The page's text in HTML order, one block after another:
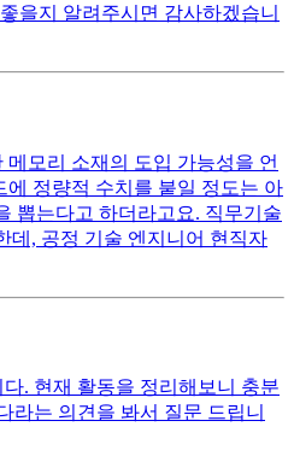
을지 알려주시면 감사하겠습니
모리 소재의 도입 가능성을 언
정량적 수치를 붙일 정도는 아
뽑는다고 하더라고요. 직무기술
데, 공정 기술 엔지니어 현직자
. 현재 활동을 정리해보니 충분
라는 의견을 봐서 질문 드립니